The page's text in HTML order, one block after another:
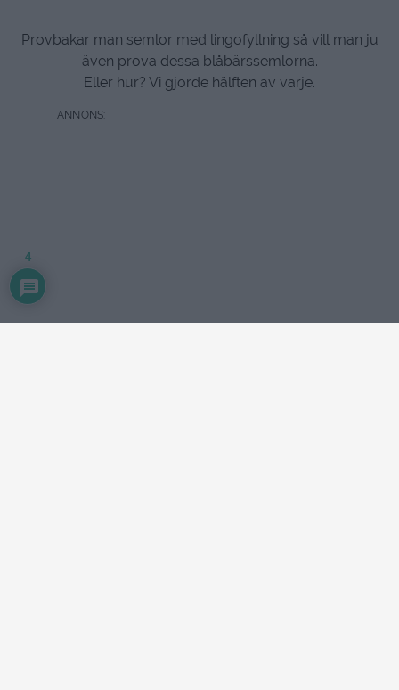
Provbakar man semlor med lingofyllning så vill man ju
även prova dessa blåbärssemlorna.
Eller hur? Vi gjorde hälften av varje.
4